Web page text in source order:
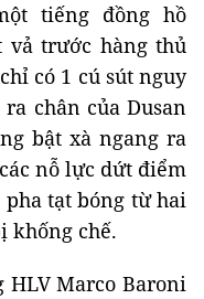
tiếng đồng hồ
vả trước hàng thủ
có 1 cú sút nguy
chân của Dusan
bật xà ngang ra
nỗ lực dứt điểm
tạt bóng từ hai
khống chế.
Marco Baroni